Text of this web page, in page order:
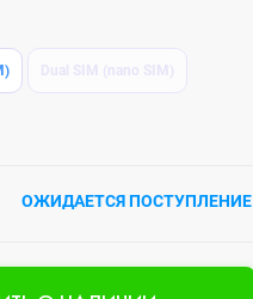
ОЖИДАЕТСЯ ПОСТУПЛЕНИЕ